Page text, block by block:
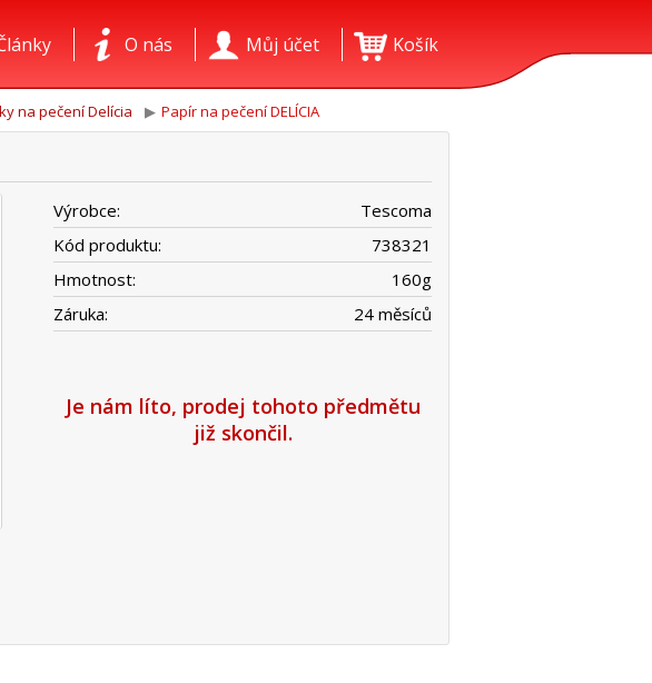
Košík
Můj účet
O nás
na pečení Delícia Papír na pečení DELÍCIA
Výrobce:
Tescoma
Kód produktu:
738321
Hmotnost:
160g
Záruka:
24 měsíců
Je nám líto, prodej tohoto předmětu
již skončil.